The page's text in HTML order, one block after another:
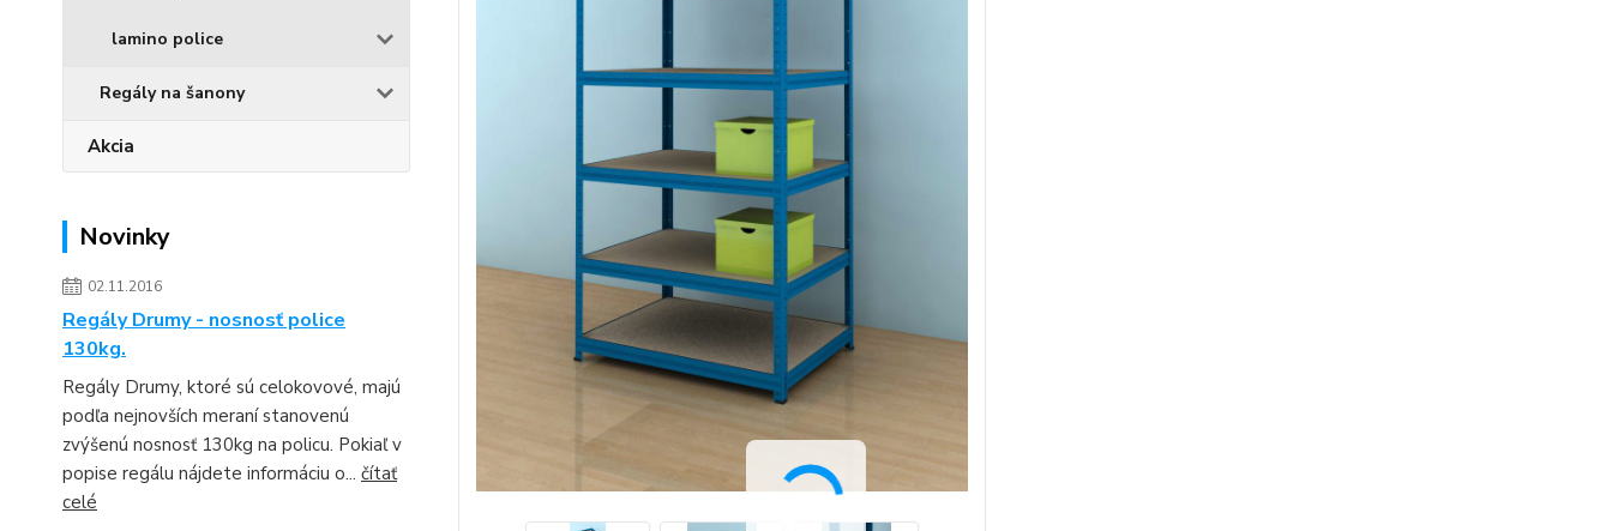
lamino police
Regály na šanony
Akcia
Novinky
02.11.2016
Regály Drumy - nosnosť police
130kg.
Regály Drumy, ktoré sú celokovové, majú
podľa nejnovších meraní stanovenú
zvýšenú nosnosť 130kg na policu. Pokiaľ v
popise regálu nájdete informáciu o... čítať
celé